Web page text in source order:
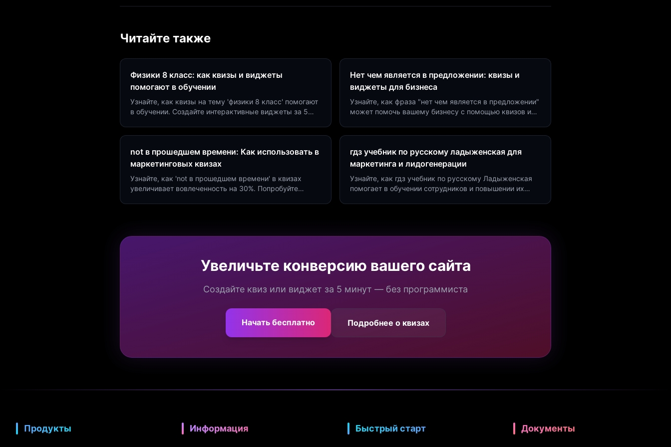
Читайте также
Физики 8 класс: как квизы и виджеты
помогают в обучении
Узнайте, как квизы на тему 'физики 8 класс' помогают
в обучении. Создайте интерактивные виджеты за 5
Нет чем является в предложении: квизы и
виджеты для бизнеса
Узнайте, как фраза "нет чем является в предложении"
может помочь вашему бизнесу с помощью квизов и
not в прошедшем времени: Как использовать в
маркетинговых квизах
Узнайте, как 'not в прошедшем времени' в квизах
увеличивает вовлеченность на 30%. Попробуйте
гдз учебник по русскому ладыженская для
маркетинга и лидогенерации
Узнайте, как гдз учебник по русскому Ладыженская
помогает в обучении сотрудников и повышении их
Увеличьте конверсию вашего сайта
Создайте квиз или виджет за 5 минут — без программиста
Начать бесплатно Подробнее о квизах
Продукты Информация Быстрый старт Документы